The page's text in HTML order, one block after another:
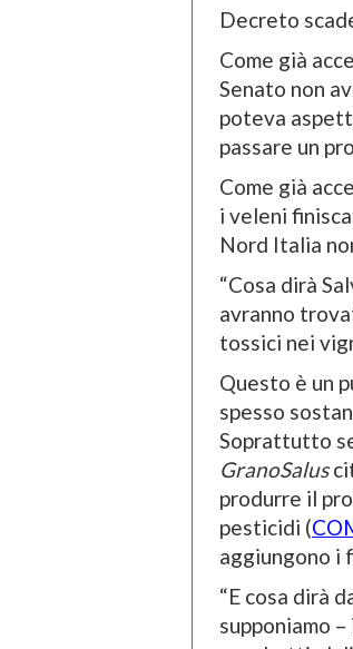
Decreto
Come già
Senato non
poteva
passare un
Come già
i veleni
Nord Italia
“Cosa dirà
avranno
tossici nei
Questo è un
spesso
Soprattutto
GranoSalus
produrre il
pesticidi (
aggiungono i
“E cosa dirà
supponiamo